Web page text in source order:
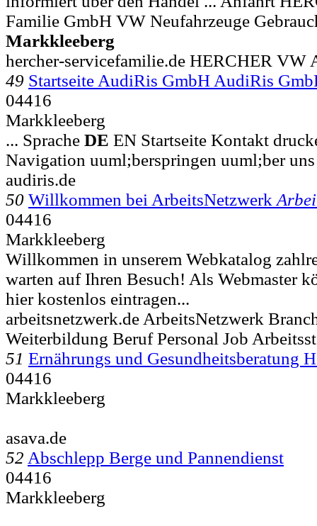
Familie GmbH VW Neufahrzeuge
Markkleeberg
hercher-servicefamilie.de HERCHER VW
49 Startseite AudiRis GmbH AudiRis
04416
Markkleeberg
... Sprache DE EN Startseite Kontakt
Navigation uuml;berspringen uuml;ber
audiris.de
50 Willkommen bei ArbeitsNetzwerk
04416
Markkleeberg
Willkommen in unserem Webkatalog
warten auf Ihren Besuch! Als Webmaster
hier kostenlos eintragen...
arbeitsnetzwerk.de ArbeitsNetzwerk
Weiterbildung Beruf Personal Job
51 Ernährungs und Gesundheitsberatung
04416
Markkleeberg
asava.de
52 Abschlepp Berge und Pannendienst
04416
Markkleeberg